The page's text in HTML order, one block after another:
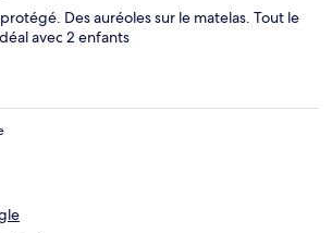
Des auréoles sur le matelas. Tout le
avec 2 enfants